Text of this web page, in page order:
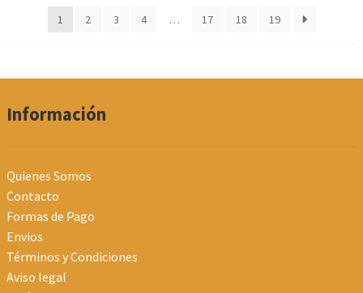
últimos
1 2 3 4 … 17 18 19
Información
Quienes Somos
Contacto
Formas de Pago
Envios
Términos y Condiciones
Aviso legal